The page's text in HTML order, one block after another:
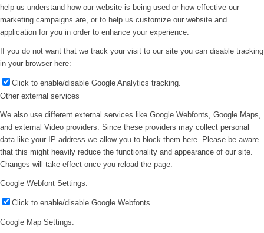
help us understand how our website is being used or how effective our
marketing campaigns are, or to help us customize our website and
application for you in order to enhance your experience.
If you do not want that we track your visit to our site you can disable tracking
in your browser here:
Click to enable/disable Google Analytics tracking.
Other external services
We also use different external services like Google Webfonts, Google Maps,
and external Video providers. Since these providers may collect personal
data like your IP address we allow you to block them here. Please be aware
that this might heavily reduce the functionality and appearance of our site.
Changes will take effect once you reload the page.
Google Webfont Settings:
Click to enable/disable Google Webfonts.
Google Map Settings: